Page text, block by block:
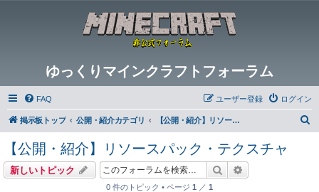
ゆっくりマインクラフトフォーラム
FAQ ログイン
ユーザー登録
掲示板トップ 公開・紹介カテゴリ 【公開・紹介】リソースパック・テクスチャ
【公開・紹介】リソースパック・テクスチャ
新しいトピック 検索
0 件のトピック • ページ 1 ／ 1